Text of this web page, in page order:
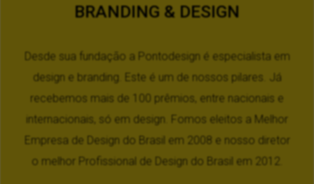
BRANDING & DESIGN
Desde sua fundação a Pontodesign é especialista em
design e branding. Este é um de nossos pilares. Já
recebemos mais de 100 prêmios, entre nacionais e
internacionais, só em design. Fomos eleitos a Melhor
Empresa de Design do Brasil em 2008 e nosso diretor
o melhor Profissional de Design do Brasil em 2012.